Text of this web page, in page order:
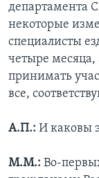
департамента
некоторые
специалисты
четыре месяца,
принимать
все,
А.П.: И каковы
М.М.: Во-